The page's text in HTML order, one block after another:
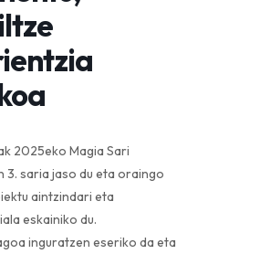
2025eko Magia Sari
3. saria jaso du eta oraingo
aintzindari eta
eskainiko du.
inguratzen eseriko da eta